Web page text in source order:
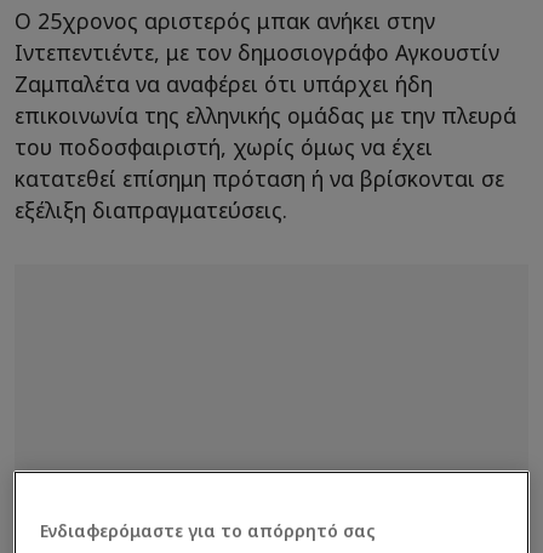
Ο 25χρονος αριστερός μπακ ανήκει στην
Ιντεπεντιέντε, με τον δημοσιογράφο Αγκουστίν
Ζαμπαλέτα να αναφέρει ότι υπάρχει ήδη
επικοινωνία της ελληνικής ομάδας με την πλευρά
του ποδοσφαιριστή, χωρίς όμως να έχει
κατατεθεί επίσημη πρόταση ή να βρίσκονται σε
εξέλιξη διαπραγματεύσεις.
Ενδιαφερόμαστε για το απόρρητό σας